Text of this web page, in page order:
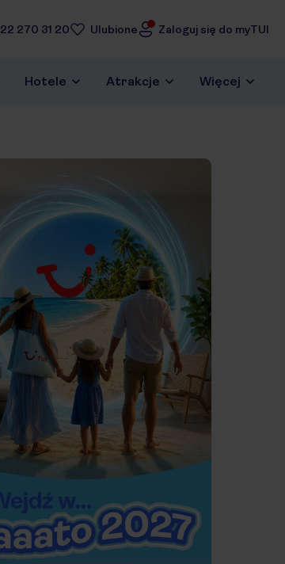
22 270 31 20 Ulubione Zaloguj się do myTUI
Hotele Atrakcje Więcej